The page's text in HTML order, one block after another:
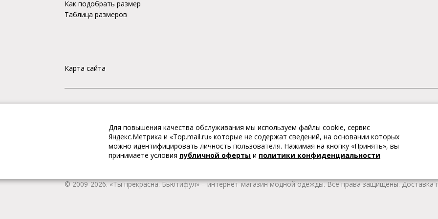
Как подобрать размер
Таблица размеров
Карта сайта
Интернет магазин «Ты прекрасна. Бьютифул» – это коллекции модной женской, мужской, детской одежды и
одежду и обувь, Вы гарантированно получаете качественные товары из Европы по привлекательным
качественную и стильную одежду европейских брендов. В каталоге представлена модная одежда различных
наличии всегда имеется широкий ассортимент удобной женской и мужской обуви на любой сезон. Весь
© 2009-2026. «Ты прекрасна. Бьютифул» – интернет-магазин модной одежды. Все права защищены. Доставка
Для повышения качества обслуживания мы используем файлы cookie, сервис
Яндекс.Метрика и «Top.mail.ru» которые не содержат сведений, на основании которых
можно идентифицировать личность пользователя. Нажимая на кнопку «Принять», вы
принимаете условия публичной оферты и политики конфиденциальности